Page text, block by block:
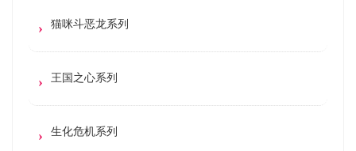
猫咪斗恶龙系列
王国之心系列
生化危机系列